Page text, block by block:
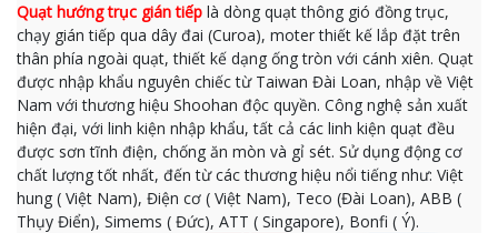
Quạt hướng trục gián tiếp là dòng quạt thông gió đồng trục,
chạy gián tiếp qua dây đai (Curoa), moter thiết kế lắp đặt trên
thân phía ngoài quạt, thiết kế dạng ống tròn với cánh xiên. Quạt
được nhập khẩu nguyên chiếc từ Taiwan Đài Loan, nhập về Việt
Nam với thương hiệu Shoohan độc quyền. Công nghệ sản xuất
hiện đại, với linh kiện nhập khẩu, tất cả các linh kiện quạt đều
được sơn tĩnh điện, chống ăn mòn và gỉ sét. Sử dụng động cơ
chất lượng tốt nhất, đến từ các thương hiệu nổi tiếng như: Việt
hung ( Việt Nam), Điện cơ ( Việt Nam), Teco (Đài Loan), ABB (
Thụy Điển), Simems ( Đức), ATT ( Singapore), Bonfi ( Ý).